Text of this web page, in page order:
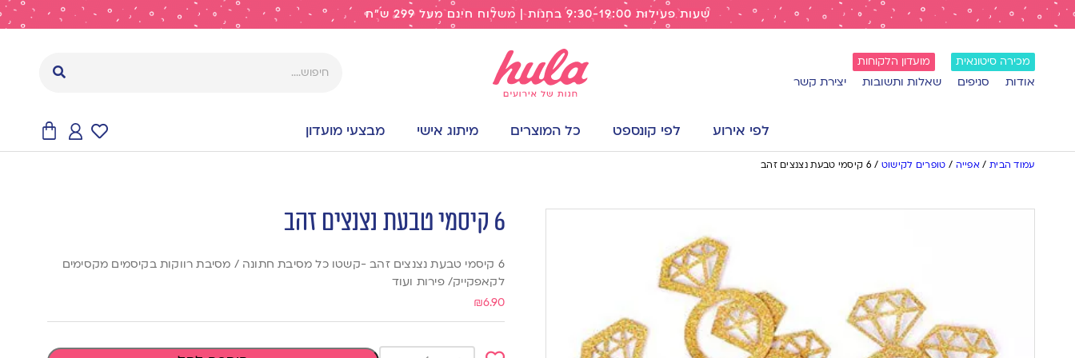
שעות פעילות 9:30-19:00 בחנות | משלוח חינם מעל 299 ש"ח
מכירה סיטונאית מועדון הלקוחות
אודות סניפים שאלות ותשובות יצירת קשר
לפי אירוע לפי קונספט כל המוצרים מיתוג אישי מבצעי מועדון
עמוד הבית / אפייה / טופרים לקישוט / 6 קיסמי טבעת נצנצים זהב
6 קיסמי טבעת נצנצים זהב
6 קיסמי טבעת נצנצים זהב -קשטו כל מסיבת חתונה / מסיבת רווקות בקיסמים מקסימים
לקאפקייק/ פירות ועוד
₪6.90